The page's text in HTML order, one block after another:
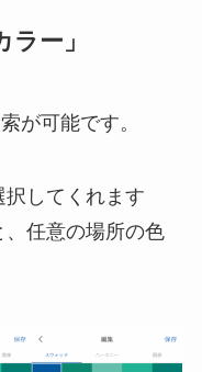
ー」
が可能です。
してくれます
任意の場所の色